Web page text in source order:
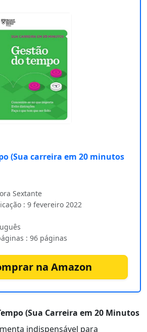
(Sua carreira em 20 minutos
Sextante
: 9 fevereiro 2022
: 96 páginas
na Amazon
(Sua Carreira em 20 Minutos
indispensável para